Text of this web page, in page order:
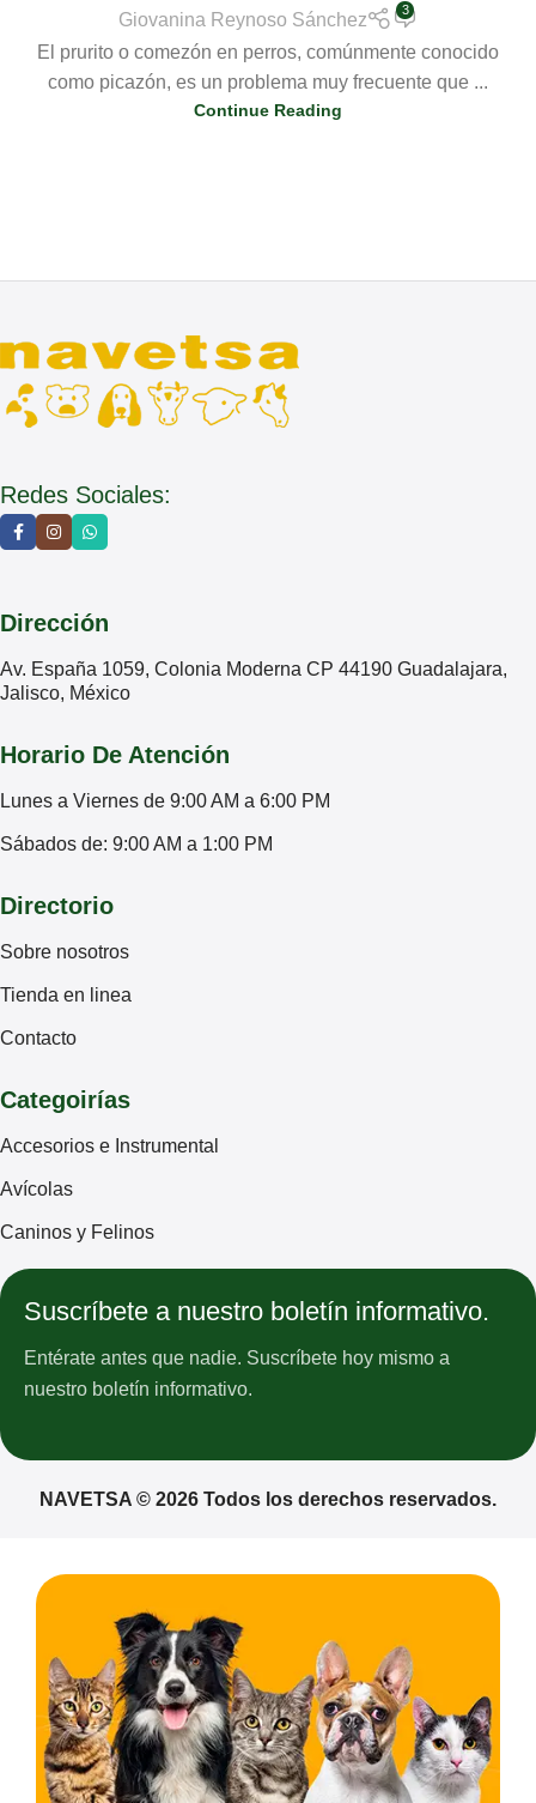
Giovanina Reynoso Sánchez
3
El prurito o comezón en perros, comúnmente conocido
como picazón, es un problema muy frecuente que ...
Continue Reading
Redes Sociales:
Dirección
Av. España 1059, Colonia Moderna CP 44190 Guadalajara,
Jalisco, México
Horario De Atención
Lunes a Viernes de 9:00 AM a 6:00 PM
Sábados de: 9:00 AM a 1:00 PM
Directorio
Sobre nosotros
Tienda en linea
Contacto
Categoirías
Accesorios e Instrumental
Avícolas
Caninos y Felinos
Suscríbete a nuestro boletín informativo.
Entérate antes que nadie. Suscríbete hoy mismo a
nuestro boletín informativo.
NAVETSA © 2026 Todos los derechos reservados.